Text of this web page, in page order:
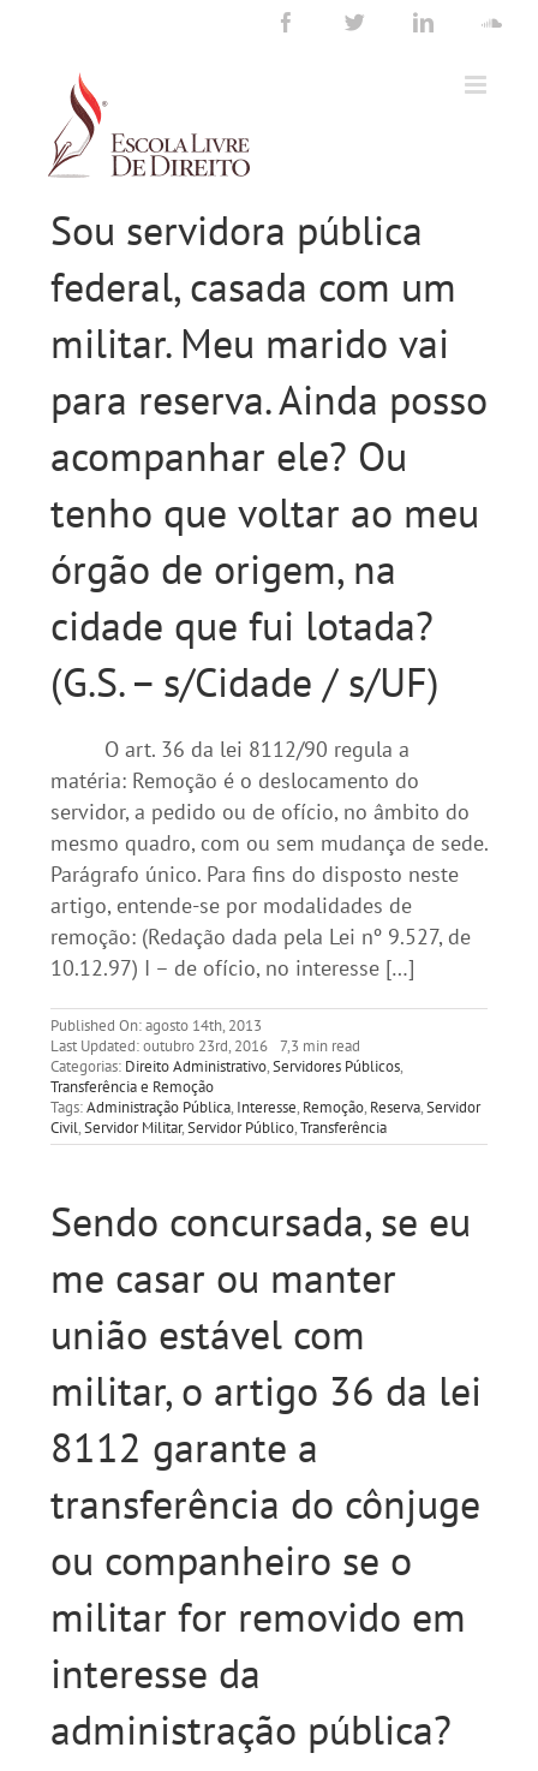
LinkedIn
Twitter
Facebook
Sou servidora pública
federal, casada com um
militar. Meu marido vai
para reserva. Ainda posso
acompanhar ele? Ou
tenho que voltar ao meu
órgão de origem, na
cidade que fui lotada?
(G.S. – s/Cidade / s/UF)
O art. 36 da lei 8112/90 regula a
matéria: Remoção é o deslocamento do
servidor, a pedido ou de ofício, no âmbito do
mesmo quadro, com ou sem mudança de sede.
Parágrafo único. Para fins do disposto neste
artigo, entende-se por modalidades de
remoção: (Redação dada pela Lei nº 9.527, de
10.12.97) I – de ofício, no interesse […]
Published On: agosto 14th, 2013
Last Updated: outubro 23rd, 2016 7,3 min read
Categorias: Direito Administrativo,Servidores Públicos,
Transferência e Remoção
Tags:Administração Pública, Interesse, Remoção, Reserva,Servidor
Civil,Servidor Militar,Servidor Público,Transferência
Sendo concursada, se eu
me casar ou manter
união estável com
militar, o artigo 36 da lei
8112 garante a
transferência do cônjuge
ou companheiro se o
militar for removido em
interesse da
administração pública?